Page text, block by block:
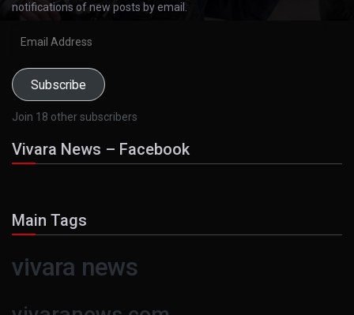
notifications of new posts by email.
Subscribe
Join 18 other subscribers
Vivara News – Facebook
Main Tags
vivara news